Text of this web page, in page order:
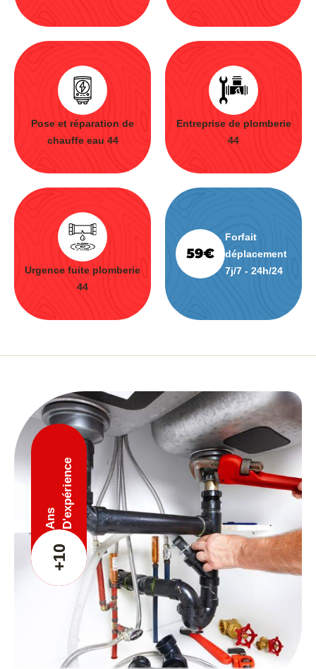
Pose et réparation de
chauffe eau 44
Entreprise de plomberie
44
Urgence fuite plomberie
44
Forfait
déplacement
7j/7 - 24h/24
+10
Ans D'expérience